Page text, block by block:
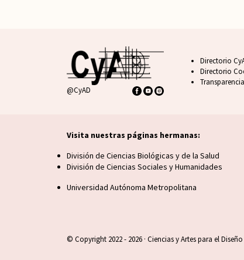
@CyAD
Footer
Directorio
Directorio
Transparencia
Visita nuestras páginas hermanas:
Visita nuestras páginas hermanas
División de Ciencias Biológicas y de la Salud
División de Ciencias Sociales y Humanidades
Universidad Autónoma Metropolitana
© Copyright 2022 - 2026 · Ciencias y Artes para el Diseño